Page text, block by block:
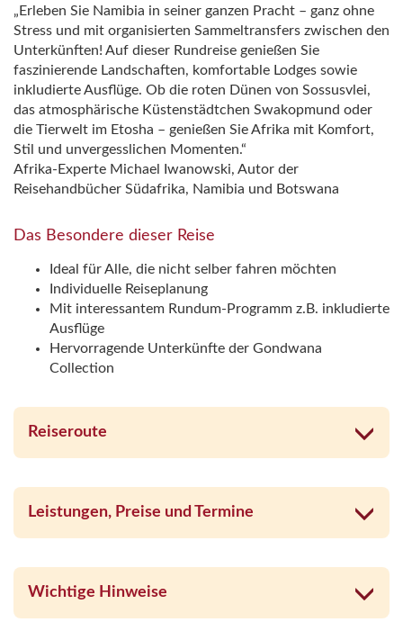
„Erleben Sie Namibia in seiner ganzen Pracht – ganz ohne
Stress und mit organisierten Sammeltransfers zwischen den
Unterkünften! Auf dieser Rundreise genießen Sie
faszinierende Landschaften, komfortable Lodges sowie
inkludierte Ausflüge. Ob die roten Dünen von Sossusvlei,
das atmosphärische Küstenstädtchen Swakopmund oder
die Tierwelt im Etosha – genießen Sie Afrika mit Komfort,
Stil und unvergesslichen Momenten.“
Afrika-Experte Michael Iwanowski, Autor der
Reisehandbücher Südafrika, Namibia und Botswana
Das Besondere dieser Reise
Ideal für Alle, die nicht selber fahren möchten
Individuelle Reiseplanung
Mit interessantem Rundum-Programm z.B. inkludierte
Ausflüge
Hervorragende Unterkünfte der Gondwana
Collection
Reiseroute
Leistungen, Preise und Termine
Wichtige Hinweise